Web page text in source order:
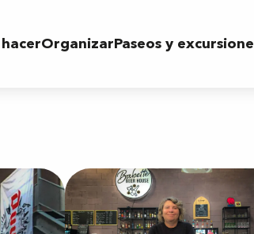
OrganizarPaseos y